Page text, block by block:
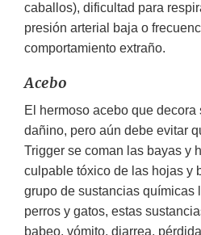
caballos), dificultad para
presión arterial baja o
comportamiento extraño.
Acebo
El hermoso acebo que decora
dañino, pero aún debe evitar
Trigger se coman las bayas y
culpable tóxico de las hojas y
grupo de sustancias químicas
perros y gatos, estas
babeo, vómito, diarrea,